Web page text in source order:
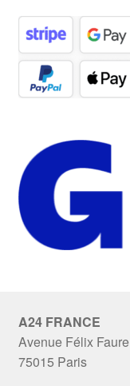
A24 FRANCE
Avenue Félix Faure
75015 Paris